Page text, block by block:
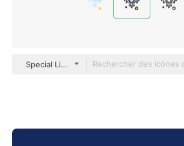
Special Lineal color